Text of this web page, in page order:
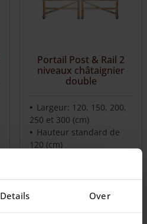
Details Over
Portail Post & Rail 2
niveaux châtaignier
double
Largeur: 120, 150, 200,
250 et 300 (cm)
Hauteur standard de
120 (cm)
880,00€